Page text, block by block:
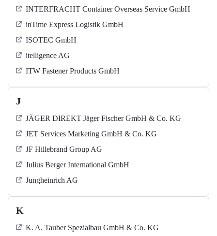
INTERFRACHT Container Overseas Service GmbH
inTime Express Logistik GmbH
ISOTEC GmbH
itelligence AG
ITW Fastener Products GmbH
J
JÄGER DIREKT Jäger Fischer GmbH & Co. KG
JET Services Marketing GmbH & Co. KG
JF Hillebrand Group AG
Julius Berger International GmbH
Jungheinrich AG
K
K. A. Tauber Spezialbau GmbH & Co. KG